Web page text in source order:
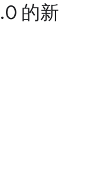
.0 的新